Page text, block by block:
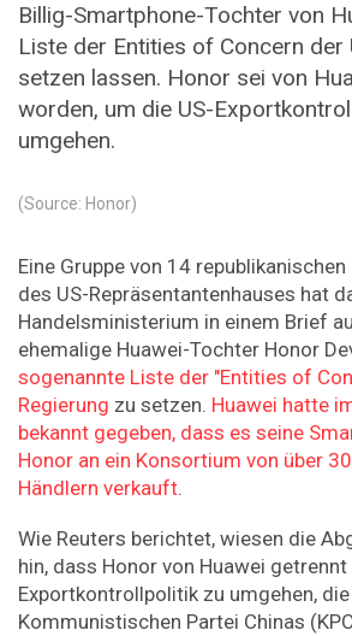
Billig-Smartphone-Tochter von
Liste der Entities of Concern der
setzen lassen. Honor sei von
worden, um die US-
umgehen.
(Source: Honor)
Eine Gruppe von 14
des US-Repräsentantenhauses hat
Handelsministerium in einem Brief
ehemalige Huawei-Tochter Honor
sogenannte Liste der "Entities of
Regierung zu setzen. Huawei hatte
bekannt gegeben, dass es seine
Honor an ein Konsortium von über
Händlern verkauft.
Wie Reuters berichtet, wiesen die
hin, dass Honor von Huawei
Exportkontrollpolitik zu umgehen,
Kommunistischen Partei Chinas